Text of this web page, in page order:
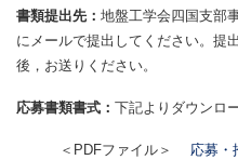
書類提出先： 地盤工学会四国支部
にメールで提出してください。提
後，お送りください。
応募書類書式： 下記よりダウンロ
＜PDFファイル＞ 応募・